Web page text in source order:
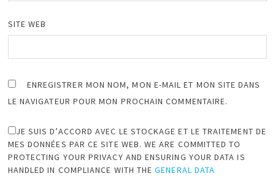
SITE WEB
ENREGISTRER MON NOM, MON E-MAIL ET MON SITE DANS
LE NAVIGATEUR POUR MON PROCHAIN COMMENTAIRE.
JE SUIS D’ACCORD AVEC LE STOCKAGE ET LE TRAITEMENT DE
MES DONNÉES PAR CE SITE WEB. WE ARE COMMITTED TO
PROTECTING YOUR PRIVACY AND ENSURING YOUR DATA IS
HANDLED IN COMPLIANCE WITH THEGENERAL DATA